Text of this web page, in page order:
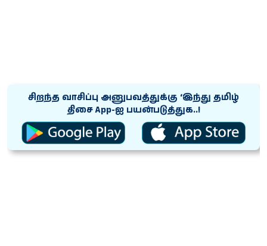
சிறந்த வாசிப்பு அனுபவத்துக்கு ‘இந்து தமிழ்
திசை App-ஐ பயன்படுத்துக..!